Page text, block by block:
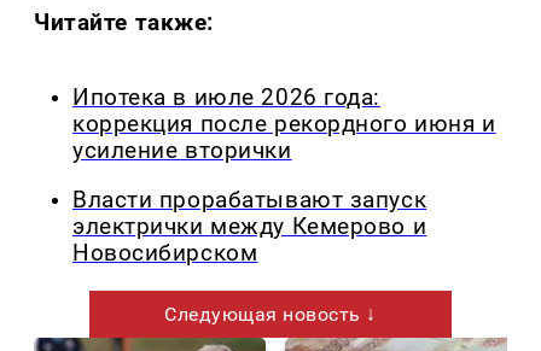
Читайте также:
Ипотека в июле 2026 года:
коррекция после рекордного июня и
усиление вторички
Власти прорабатывают запуск
электрички между Кемерово и
Новосибирском
Следующая новость ↓